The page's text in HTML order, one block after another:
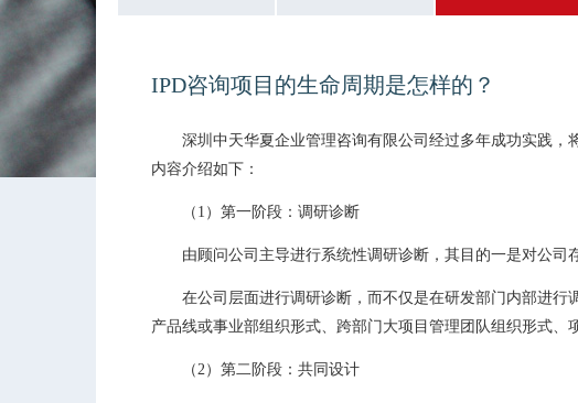
IPD咨询项目的生命周期是怎样的？
深圳中天华夏企业管理咨询有限公司经过多年成功实践，
内容介绍如下：
（1）第一阶段：调研诊断
由顾问公司主导进行系统性调研诊断，其目的一是对公司
在公司层面进行调研诊断，而不仅是在研发部门内部进行
产品线或事业部组织形式、跨部门大项目管理团队组织形式
（2）第二阶段：共同设计